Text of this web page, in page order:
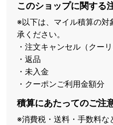
このショップに関する
※以下は、マイル積算の対
承ください。
・注文キャンセル（クーリ
・返品
・未入金
・クーポンご利用金額分
積算にあたってのご注
※消費税・送料・手数料な